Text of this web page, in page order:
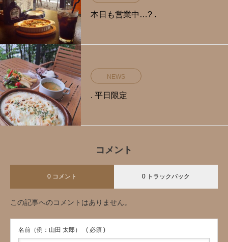
本日も営業中…? .
NEWS
. 平日限定️
コメント
0 コメント 0 トラックバック
この記事へのコメントはありません。
名前（例：山田 太郎） ( 必須 )